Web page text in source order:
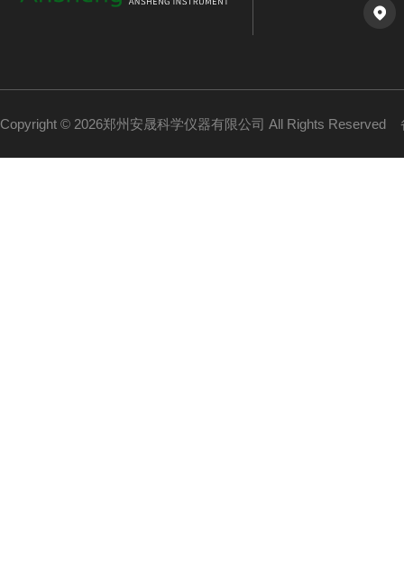
Copyright © 2026郑州安晟科学仪器有限公司 All Rights Reserved